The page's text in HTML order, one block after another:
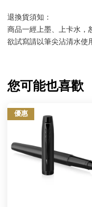
退換貨須知：
商品一經上墨、上卡水，
欲試寫請以筆尖沾清水使
您可能也喜歡
優惠